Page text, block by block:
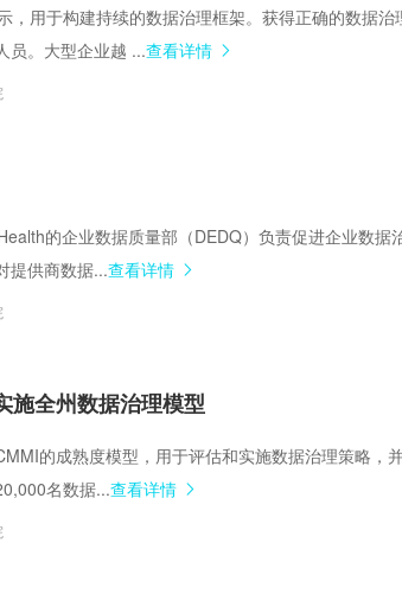
，用于构建持续的数据治理框架。获得正确的数据治
员。大型企业越 ...查看详情
的企业数据质量部（DEDQ）负责促进企业数据
提供商数据...查看详情
施全州数据治理模型
的成熟度模型，用于评估和实施数据治理策略，
名数据...查看详情